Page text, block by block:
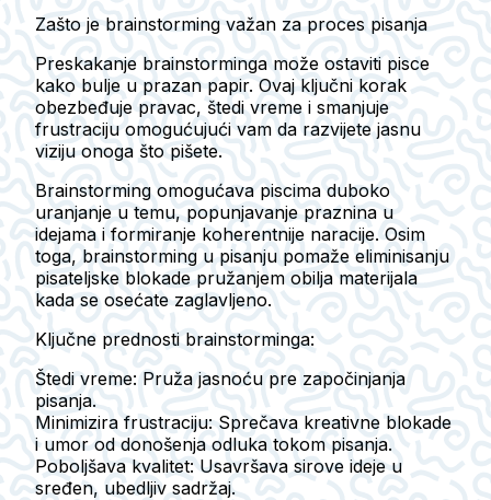
Zašto je brainstorming važan za proces pisanja
Preskakanje brainstorminga može ostaviti pisce
kako bulje u prazan papir. Ovaj ključni korak
obezbeđuje pravac, štedi vreme i smanjuje
frustraciju omogućujući vam da razvijete jasnu
viziju onoga što pišete.
Brainstorming omogućava piscima duboko
uranjanje u temu, popunjavanje praznina u
idejama i formiranje koherentnije naracije. Osim
toga, brainstorming u pisanju pomaže eliminisanju
pisateljske blokade pružanjem obilja materijala
kada se osećate zaglavljeno.
Ključne prednosti brainstorminga:
Štedi vreme: Pruža jasnoću pre započinjanja
pisanja.
Minimizira frustraciju: Sprečava kreativne blokade
i umor od donošenja odluka tokom pisanja.
Poboljšava kvalitet: Usavršava sirove ideje u
sređen, ubedljiv sadržaj.